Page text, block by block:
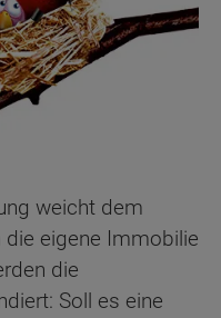
weicht dem
die eigene Immobilie
die
Soll es eine